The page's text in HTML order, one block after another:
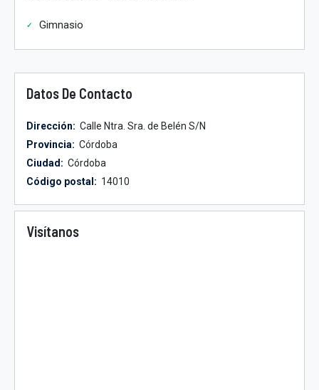
Gimnasio
Datos De Contacto
Dirección: Calle Ntra. Sra. de Belén S/N
Provincia: Córdoba
Ciudad: Córdoba
Código postal: 14010
Visítanos